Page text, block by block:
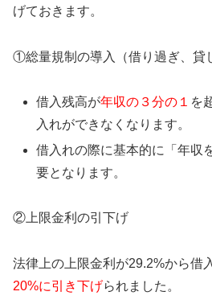
げておきます。
①総量規制の導入（借り過ぎ、貸
借入残高が年収の３分の１ を
入れができなくなります。
借入れの際に基本的に「年収
要となります。
②上限金利の引下げ
法律上の上限金利が29.2%から借
20%に引き下げられました。